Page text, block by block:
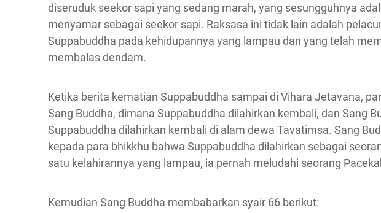
diseruduk seekor sapi yang sedang marah, yang sesungguhnya
menyamar sebagai seekor sapi. Raksasa ini tidak lain adalah
Suppabuddha pada kehidupannya yang lampau dan yang telah
membalas dendam.
Ketika berita kematian Suppabuddha sampai di Vihara Jetavana,
Sang Buddha, dimana Suppabuddha dilahirkan kembali, dan Sang
Suppabuddha dilahirkan kembali di alam dewa Tavatimsa. Sang
kepada para bhikkhu bahwa Suppabuddha dilahirkan sebagai
satu kelahirannya yang lampau, ia pernah meludahi seorang
Kemudian Sang Buddha membabarkan syair 66 berikut: